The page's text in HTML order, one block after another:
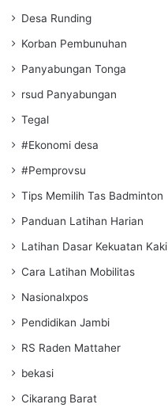
Desa Runding
Korban Pembunuhan
Panyabungan Tonga
rsud Panyabungan
Tegal
#Ekonomi desa
#Pemprovsu
Tips Memilih Tas Badminton
Panduan Latihan Harian
Latihan Dasar Kekuatan Kaki
Cara Latihan Mobilitas
Nasionalxpos
Pendidikan Jambi
RS Raden Mattaher
bekasi
Cikarang Barat